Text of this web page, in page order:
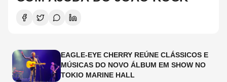
EAGLE-EYE CHERRY REÚNE CLÁSSICOS E
MÚSICAS DO NOVO ÁLBUM EM SHOW NO
TOKIO MARINE HALL